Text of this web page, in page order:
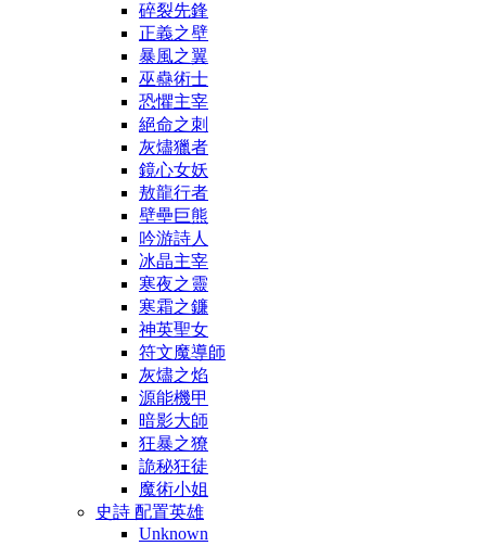
碎裂先鋒
正義之壁
暴風之翼
巫蠱術士
恐懼主宰
絕命之刺
灰燼獵者
鏡心女妖
敖龍行者
壁壘巨熊
吟游詩人
冰晶主宰
寒夜之靈
寒霜之鐮
神英聖女
符文魔導師
灰燼之焰
源能機甲
暗影大師
狂暴之獠
詭秘狂徒
魔術小姐
史詩 配置英雄
Unknown